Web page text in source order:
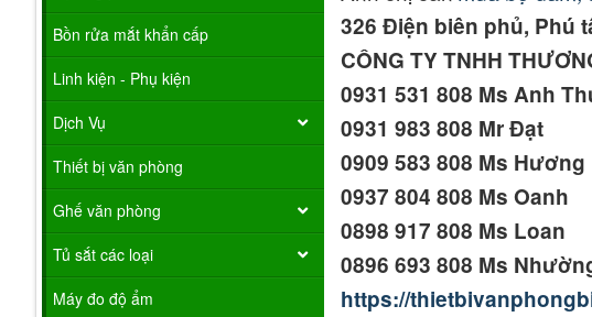
326 Điện biên phủ, Phú
CÔNG TY TNHH
0931 531 808 Ms Anh
0931 983 808 Mr Đạt
0909 583 808 Ms Hương
0937 804 808 Ms Oanh
0898 917 808 Ms Loan
0896 693 808 Ms
https://
Bồn rửa mắt khẩn cấp
Linh kiện - Phụ kiện
Dịch Vụ
Thiết bị văn phòng
Ghế văn phòng
Tủ sắt các loại
Máy đo độ ẩm